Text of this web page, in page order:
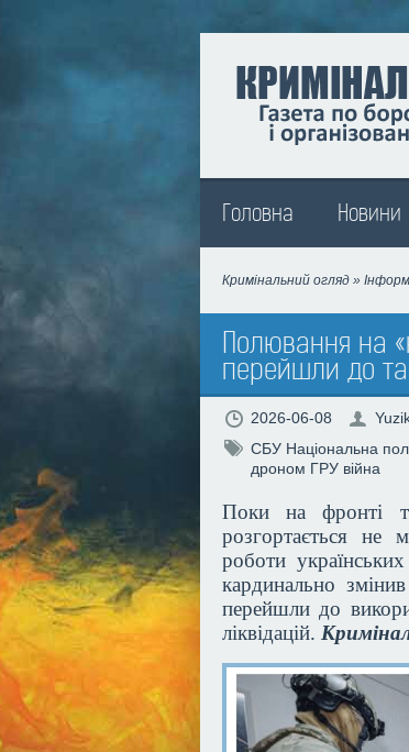
Головна Новини
Кримінальний огляд »
Полювання на
перейшли до
2026-06-08
СБУ Національна
дроном ГРУ війна
Поки на фронті
розгортається не
роботи
кардинально
перейшли до
ліквідацій.